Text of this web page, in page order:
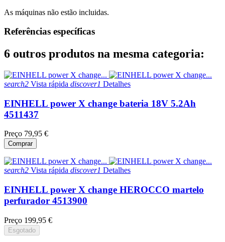
As máquinas não estão incluidas.
Referências específicas
6 outros produtos na mesma categoria:
search2 Vista rápida discover1 Detalhes
EINHELL power X change bateria 18V 5.2Ah
4511437
Preço 79,95 €
Comprar
search2 Vista rápida discover1 Detalhes
EINHELL power X change HEROCCO martelo
perfurador 4513900
Preço 199,95 €
Esgotado